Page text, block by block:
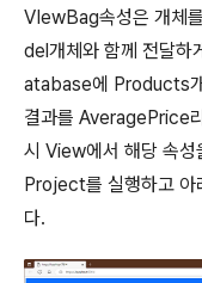
VIewBag속성은 개체
del개체와 함께 전달
atabase에 Products
결과를 AveragePrice
시 View에서 해당 속성
Project를 실행하고 아
다.